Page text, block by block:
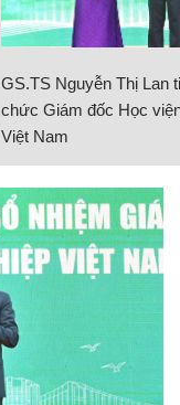
GS.TS Nguyễn Thị Lan
chức Giám đốc Học
Việt Nam